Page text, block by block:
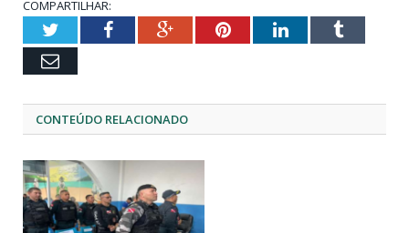
COMPARTILHAR:
TwitterFacebookGoogle+PinterestLinkedInTumblr
Email
CONTEÚDO RELACIONADO